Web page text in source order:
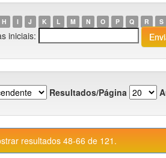
H I J K L M N O P Q R S
iniciais:
Resultados/Página
resultados 48-66 de 121.